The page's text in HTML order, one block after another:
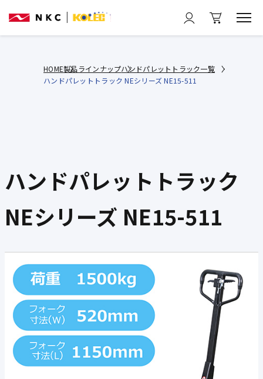
HOME製品ラインナップハンドパレットトラック一覧
ハンドパレットトラック NEシリーズ NE15-511
ハンドパレットトラック
NEシリーズ NE15-511